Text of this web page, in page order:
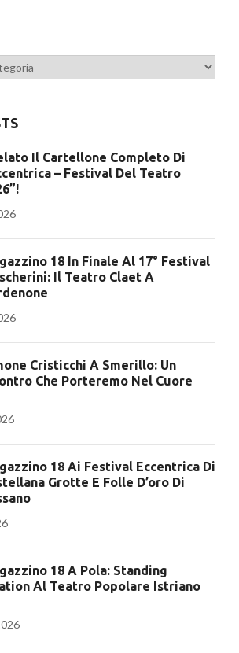
Il Cartellone Completo Di
– Festival Del Teatro
18 In Finale Al 17° Festival
Il Teatro Claet A
Cristicchi A Smerillo: Un
Che Porteremo Nel Cuore
18 Ai Festival Eccentrica Di
Grotte E Folle D’oro Di
18 A Pola: Standing
Al Teatro Popolare Istriano